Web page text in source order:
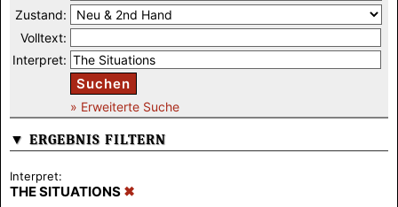
Zustand:
Volltext:
Interpret:
Suchen
» Erweiterte Suche
▼ ERGEBNIS FILTERN
Interpret:
THE SITUATIONS